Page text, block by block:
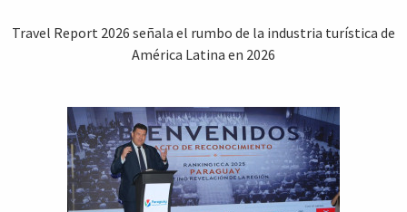
Travel Report 2026 señala el rumbo de la industria turística de
América Latina en 2026